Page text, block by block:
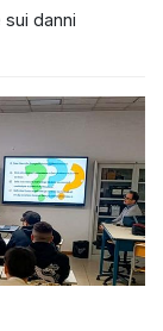
danni